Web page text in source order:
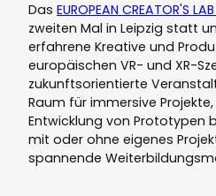
Das EUROPEAN CREATOR'S
zweiten Mal in Leipzig statt
erfahrene Kreative und
europäischen VR- und XR-
zukunftsorientierte
Raum für immersive
Entwicklung von Prototypen
mit oder ohne eigenes
spannende